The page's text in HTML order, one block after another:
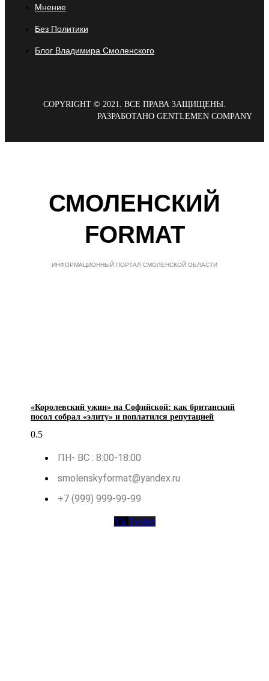
Мнение
Без Политики
Блог Владимира Смоленского
COPYRIGHT © 2021. ВСЕ ПРАВА ЗАЩИЩЕНЫ.
РАЗРАБОТАНО GENTLEMEN COMPANY
СМОЛЕНСКИЙ
FORMAT
ИНФОРМАЦИОННЫЙ ПОРТАЛ СМОЛЕНСКОЙ ОБЛАСТИ
«Королевский ужин» на Софийской: как британский
посол собрал «элиту» и поплатился репутацией
ПН- ВС : 8:00-18:00
smolenskyformat@yandex.ru
+7 (999) 999-99-99
Vk Twitter